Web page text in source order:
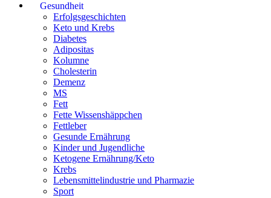
Gesundheit
Erfolgsgeschichten
Keto und Krebs
Diabetes
Adipositas
Kolumne
Cholesterin
Demenz
MS
Fett
Fette Wissenshäppchen
Fettleber
Gesunde Ernährung
Kinder und Jugendliche
Ketogene Ernährung/Keto
Krebs
Lebensmittelindustrie und Pharmazie
Sport